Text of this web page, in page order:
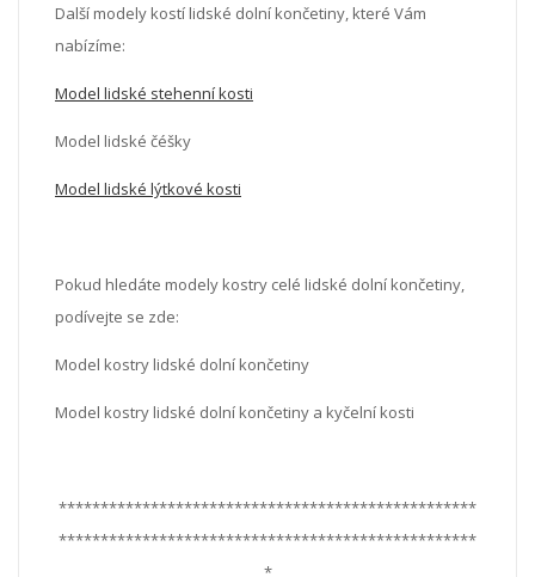
Další modely kostí lidské dolní končetiny, které Vám
nabízíme:
Model lidské stehenní kosti
Model lidské čéšky
Model lidské lýtkové kosti
Pokud hledáte modely kostry celé lidské dolní končetiny,
podívejte se zde:
Model kostry lidské dolní končetiny
Model kostry lidské dolní končetiny a kyčelní kosti
**************************************************
**************************************************
*